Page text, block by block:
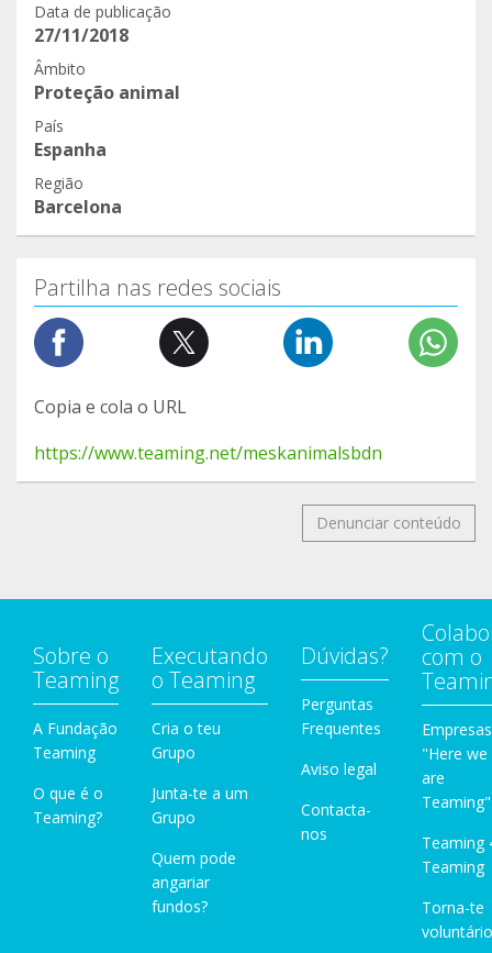
Data de publicação
27/11/2018
Âmbito
Proteção animal
País
Espanha
Região
Barcelona
Partilha nas redes sociais
Copia e cola o URL
https://www.teaming.net/meskanimalsbdn
Denunciar conteúdo
Sobre o
Teaming
A Fundação
Teaming
O que é o
Teaming?
Executando
o Teaming
Cria o teu
Grupo
Junta-te a um
Grupo
Quem pode
angariar
fundos?
Dúvidas?
Perguntas
Frequentes
Aviso legal
Contacta-
nos
com o
Empresas
"Here we
are
Teaming"
Teaming
Teaming
Torna-te